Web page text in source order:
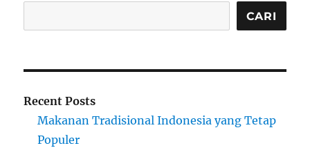
CARI
Recent Posts
Makanan Tradisional Indonesia yang Tetap
Populer